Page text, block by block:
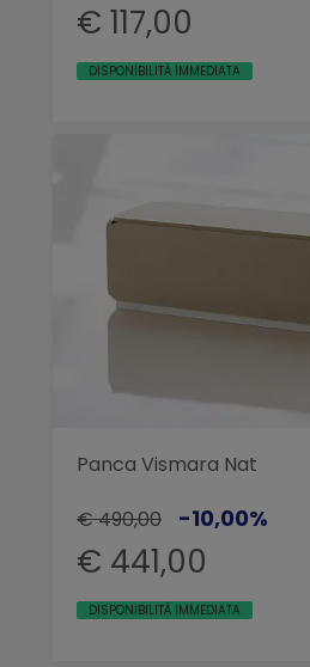
€ 117,00
DISPONIBILITÀ IMMEDIATA
Panca Vismara Nat
€ 490,00
-10,00%
€ 441,00
DISPONIBILITÀ IMMEDIATA